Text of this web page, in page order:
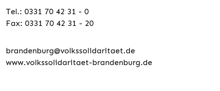
Tel.: 0331 70 42 31 - 0
Fax: 0331 70 42 31 - 20
brandenburg@volkssolidaritaet.de
www.volkssolidaritaet-brandenburg.de